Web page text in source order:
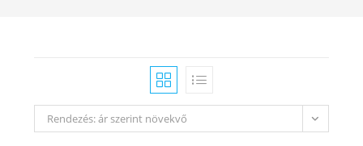
Rendezés: ár szerint növekvő